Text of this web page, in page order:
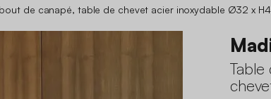
de canapé, table de chevet acier inoxydable Ø32 x